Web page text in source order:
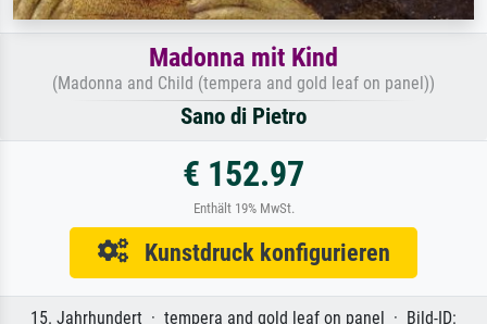
Madonna mit Kind
(Madonna and Child (tempera and gold leaf on panel))
Sano di Pietro
€ 152.97
Enthält 19% MwSt.
Kunstdruck konfigurieren
15. Jahrhundert · tempera and gold leaf on panel · Bild-ID: